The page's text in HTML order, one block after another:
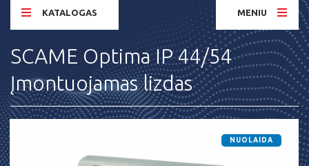
KATALOGAS MENIU
SCAME Optima IP 44/54
Įmontuojamas lizdas
NUOLAIDA